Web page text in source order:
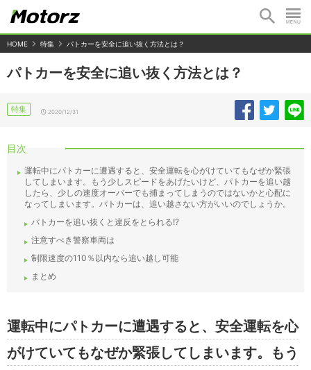
HOME 特集 パトカーを安全に追い抜く方法とは？
パトカーを安全に追い抜く方法とは？
特集 2020/12/31
目次
運転中にパトカーに遭遇すると、安全運転を心がけていてもなぜか緊張
してしまいます。もう少しスピードをあげたいけど、パトカーを追い越
したら、少しの速度オーバーでも捕まってしまうのではないかと心配に
なってしまいます。パトカーは、追い越さない方がいいのでしょうか。
パトカーを追い抜くと違反をとられる!?
注意すべき警察車両は
制限速度の110％以内なら追い越し可能
まとめ
運転中にパトカーに遭遇すると、安全運転を心
がけていてもなぜか緊張してしまいます。もう